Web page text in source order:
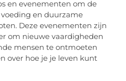
en evenementen om de
en duurzame
Deze evenementen zijn
om nieuwe vaardigheden
mensen te ontmoeten
over hoe je je leven kunt